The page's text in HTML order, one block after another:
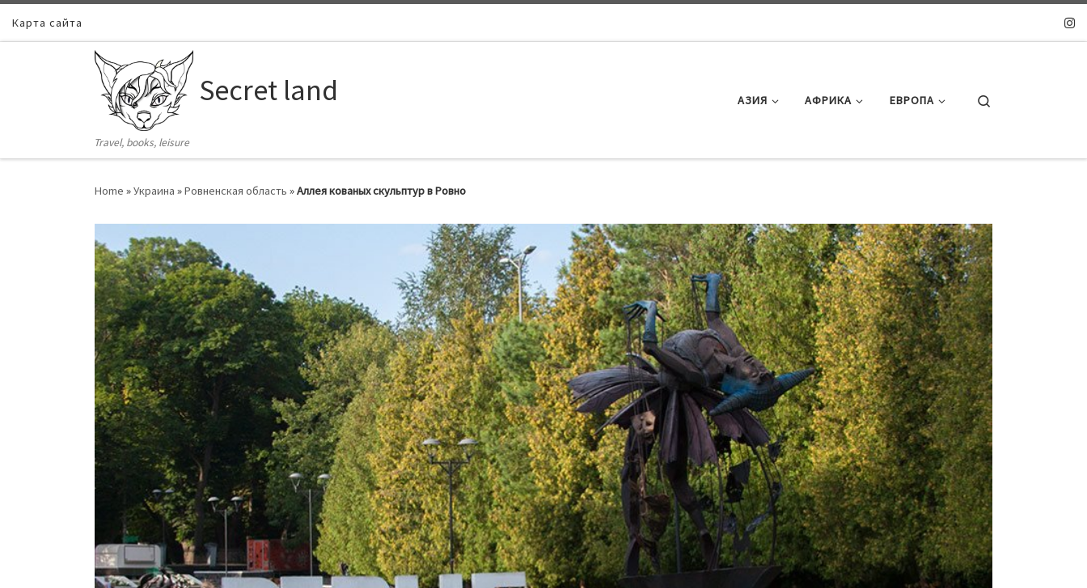
Skip to content
Карта сайта
Secret land
Travel, books, leisure
АЗИЯ АФРИКА ЕВРОПА
Home »Украина »Ровненская область »Аллея кованых скульптур в Ровно